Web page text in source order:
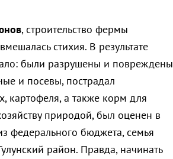
, строительство фермы
стихия. В результате
были разрушены и повреждены
и посевы, пострадал
картофеля, а также корм для
природой, был оценен в
федерального бюджета, семья
район. Правда, начинать